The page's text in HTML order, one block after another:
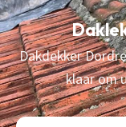
Dakdekker
klaar om